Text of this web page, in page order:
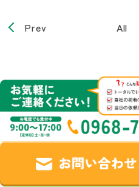
Prev All